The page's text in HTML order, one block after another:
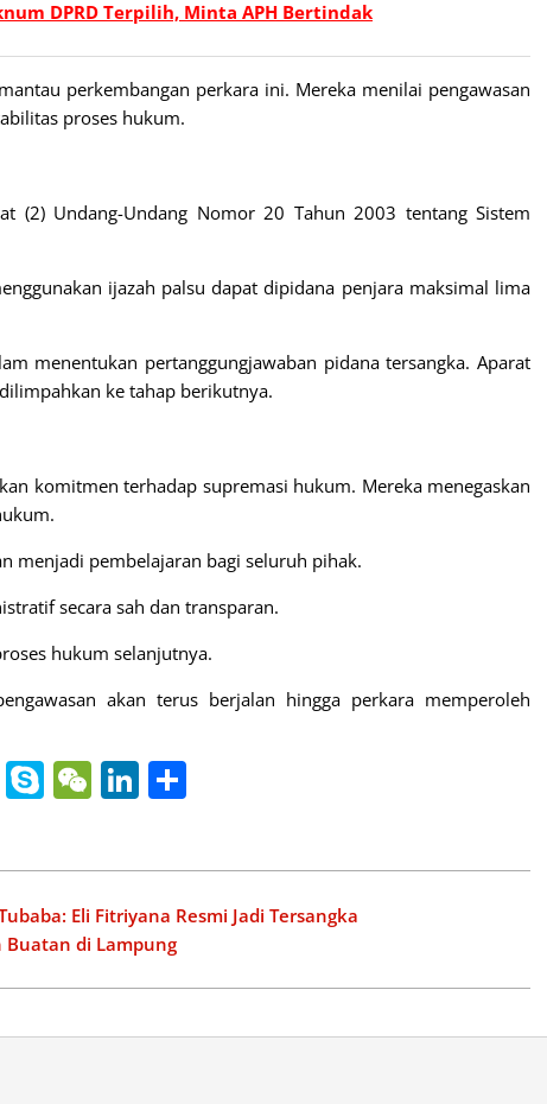
DPRD Terpilih, Minta APH Bertindak
perkembangan perkara ini. Mereka menilai pengawasan
proses hukum.
(2) Undang-Undang Nomor 20 Tahun 2003 tentang Sistem
ijazah palsu dapat dipidana penjara maksimal lima
menentukan pertanggungjawaban pidana tersangka. Aparat
ke tahap berikutnya.
komitmen terhadap supremasi hukum. Mereka menegaskan
menjadi pembelajaran bagi seluruh pihak.
secara sah dan transparan.
hukum selanjutnya.
akan terus berjalan hingga perkara memperoleh
LineSkypeWeChat
LinkedIn
Eli Fitriyana Resmi Jadi Tersangka
Buatan di Lampung